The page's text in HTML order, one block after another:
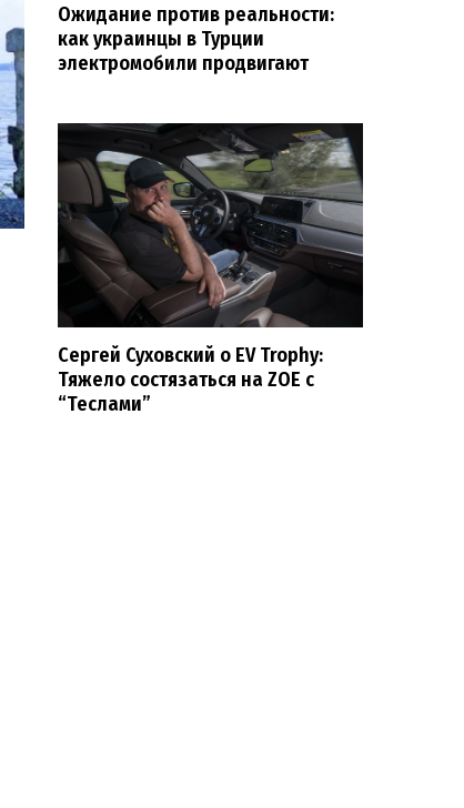
Ожидание против реальности:
как украинцы в Турции
электромобили продвигают
Сергей Суховский о EV Trophy:
Тяжело состязаться на ZOE с
“Теслами”